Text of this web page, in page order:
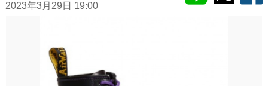
2023年3月29日 19:00